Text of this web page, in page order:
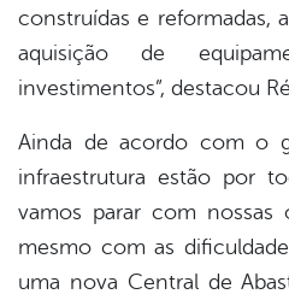
construídas e reformadas,
aquisição de
investimentos”, destacou
Ainda de acordo com o
infraestrutura estão por
vamos parar com nossas
mesmo com as
uma nova Central de